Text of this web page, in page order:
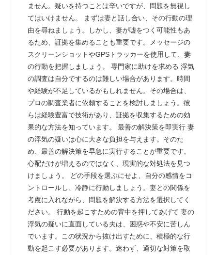
ません。疑いを持つことは辛いですが、問題を無視し
てはいけません。 まずは妻と話し合い、その行動の理
由を尋ねましょう。しかし、妻が嘘をつく可能性もあ
るため、証拠を集めることも重要です。メッセージの
スクリーンショットやGPSトラッカーを使用して、妻
の行動を把握しましょう。 専門家に助けを求める 浮気
の調査は自分でするのは難しい場合があります。時間
や経験が不足しているかもしれません。その場合は、
プロの調査業者に依頼することを検討しましょう。彼
らは経験豊富で技術があり、証拠を収集するための効
果的な方法を知っています。 最善の解決策を即実行 妻
の浮気の疑いは心に大きな負担を与えます。そのた
め、最善の解決策を早急に実行することが重要です。
心配だけが増えるのではなく、現実的な対処法を見つ
けましょう。 どの手段を選ぶにせよ、自分の感情をコ
ントロールし、冷静に行動しましょう。妻との関係を
考慮に入れながら、問題を解決する方法を選択してく
ださい。 行動を起こすための背中を押してあげて 妻の
浮気の疑いに直面している夫は、困惑や不安に苦しん
でいます。この状況から抜け出すために、積極的な行
動を起こす必要があります。迷わず、適切な対策を取